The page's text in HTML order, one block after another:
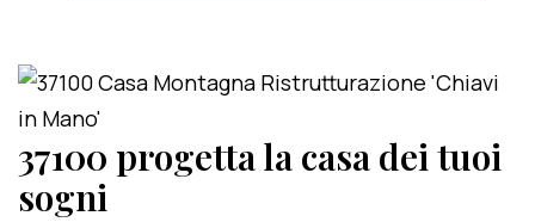
37100 progetta la casa dei tuoi
sogni